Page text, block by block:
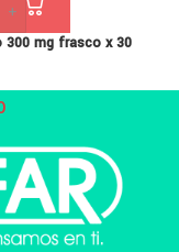
+
300 mg frasco x 30